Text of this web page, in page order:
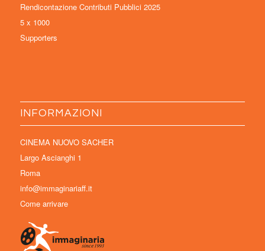
Rendicontazione Contributi Pubblici 2025
5 x 1000
Supporters
INFORMAZIONI
CINEMA NUOVO SACHER
Largo Ascianghi 1
Roma
info@immaginariaff.it
Come arrivare